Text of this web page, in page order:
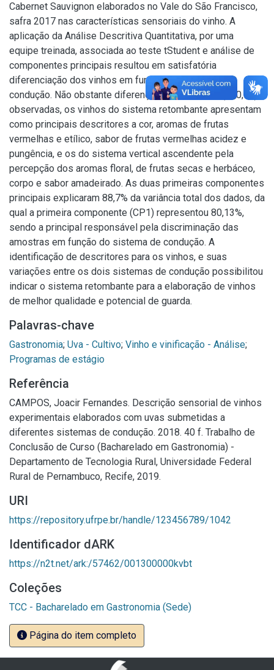
Cabernet Sauvignon elaborados no Vale do São Francisco,
safra 2017 nas características sensoriais do vinho. A
aplicação da Análise Descritiva Quantitativa, por uma
equipe treinada, associada ao teste tStudent e análise de
componentes principais resultou em satisfatória
diferenciação dos vinhos em função do sistema de
condução. Não obstante diferenças significativas (p<0,05)
observadas, os vinhos do sistema retombante apresentam
como principais descritores a cor, aromas de frutas
vermelhas e etílico, sabor de frutas vermelhas acidez e
pungência, e os do sistema vertical ascendente pela
percepção dos aromas floral, de frutas secas e herbáceo,
corpo e sabor amadeirado. As duas primeiras componentes
principais explicaram 88,7% da variância total dos dados, da
qual a primeira componente (CP1) representou 80,13%,
sendo a principal responsável pela discriminação das
amostras em função do sistema de condução. A
identificação de descritores para os vinhos, e suas
variações entre os dois sistemas de condução possibilitou
indicar o sistema retombante para a elaboração de vinhos
de melhor qualidade e potencial de guarda.
Palavras-chave
Gastronomia; Uva - Cultivo; Vinho e vinificação - Análise;
Programas de estágio
Referência
CAMPOS, Joacir Fernandes. Descrição sensorial de vinhos
experimentais elaborados com uvas submetidas a
diferentes sistemas de condução. 2018. 40 f. Trabalho de
Conclusão de Curso (Bacharelado em Gastronomia) -
Departamento de Tecnologia Rural, Universidade Federal
Rural de Pernambuco, Recife, 2019.
URI
https://repository.ufrpe.br/handle/123456789/1042
Identificador dARK
https://n2t.net/ark:/57462/001300000kvbt
Coleções
TCC - Bacharelado em Gastronomia (Sede)
Página do item completo